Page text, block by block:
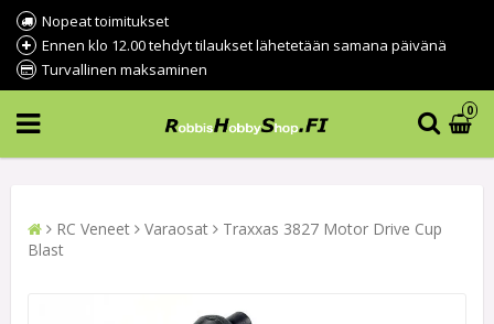
Nopeat toimitukset
Ennen klo 12.00 tehdyt tilaukset lähetetään samana päivänä
Turvallinen maksaminen
0
RC Veneet Varaosat
Traxxas 3827 Motor Drive Cup
Blast